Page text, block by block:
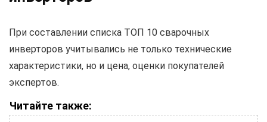
При составлении списка ТОП 10 сварочных
инверторов учитывались не только технические
характеристики, но и цена, оценки покупателей
экспертов.
Читайте также: